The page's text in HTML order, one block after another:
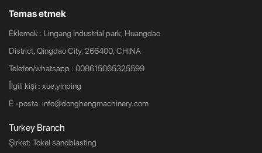
Temas etmek
Eklemek : Lingang Industrial park, Huangdao
District, Qingdao City, 266400, CHINA
Telefon/whatsapp : 008615065325599
İlgili kişi : xue,yinping
E -posta: info@donghengmachinery.com
Turkey Branch
Şirket: Tokel sandblasting